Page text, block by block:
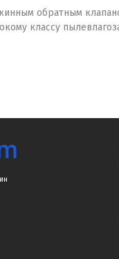
обратным
классу